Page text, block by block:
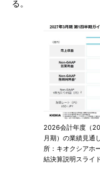
る。
2026会計年度（
月期）の業績見通
所：キオクシアホ
結決算説明スライ